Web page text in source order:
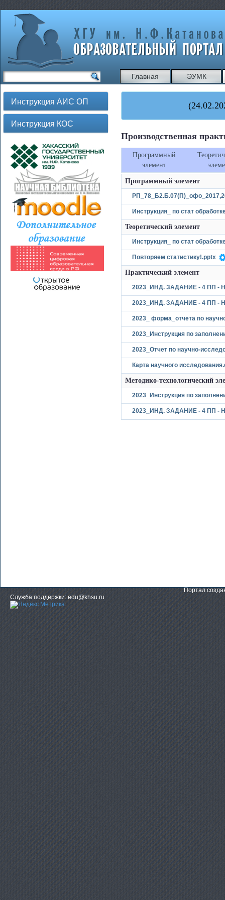
Главная ЭУМК
Инструкция АИС ОП
Инструкция КОС
Производственная
Программный
элемент
Программный элемент
Инструкция_ по стат
Теоретический элемент
Инструкция_ по стат
Повторяем статистику!.pptx
Практический элемент
2023_ИНД. ЗАДАНИЕ - 4 ПП -
2023_ИНД. ЗАДАНИЕ - 4 ПП -
2023_ форма_отчета по
2023_Инструкция по
2023_Отчет по научно-
Карта научного
Методико-технологический
2023_Инструкция по
2023_ИНД. ЗАДАНИЕ - 4 ПП -
Служба поддержки: edu@khsu.ru
Портал